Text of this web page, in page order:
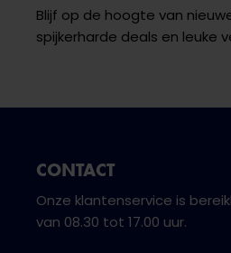
Blijf op de hoogte van
spijkerharde deals en leuke
CONTACT
Onze klantenservice is
van 08.30 tot 17.00 uur.